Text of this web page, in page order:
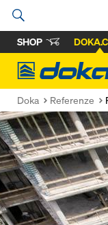
SHOP
Doka
Doka Referenze